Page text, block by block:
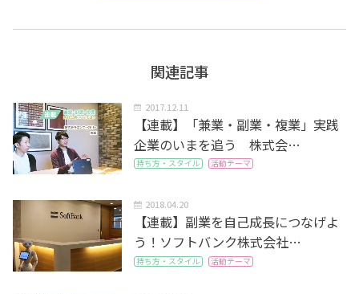
関連記事
2017.12.11
【連載】「兼業・副業・複業」実践
企業のいまを追う 株式会…
持ち方・スタイル 活動テーマ
2018.04.20
【連載】副業を自己成長につなげよ
う！ソフトバンク株式会社…
持ち方・スタイル 活動テーマ